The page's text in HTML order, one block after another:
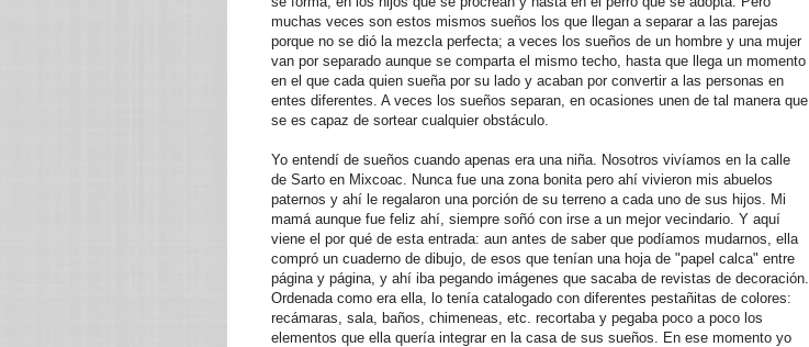
muchas veces son estos mismos sueños los que llegan a separar a las parejas
porque no se dió la mezcla perfecta; a veces los sueños de un hombre y una mujer
van por separado aunque se comparta el mismo techo, hasta que llega un momento
en el que cada quien sueña por su lado y acaban por convertir a las personas en
entes diferentes. A veces los sueños separan, en ocasiones unen de tal manera que
se es capaz de sortear cualquier obstáculo.
Yo entendí de sueños cuando apenas era una niña. Nosotros vivíamos en la calle
de Sarto en Mixcoac. Nunca fue una zona bonita pero ahí vivieron mis abuelos
paternos y ahí le regalaron una porción de su terreno a cada uno de sus hijos. Mi
mamá aunque fue feliz ahí, siempre soñó con irse a un mejor vecindario. Y aquí
viene el por qué de esta entrada: aun antes de saber que podíamos mudarnos, ella
compró un cuaderno de dibujo, de esos que tenían una hoja de "papel calca" entre
página y página, y ahí iba pegando imágenes que sacaba de revistas de decoración.
Ordenada como era ella, lo tenía catalogado con diferentes pestañitas de colores:
recámaras, sala, baños, chimeneas, etc. recortaba y pegaba poco a poco los
elementos que ella quería integrar en la casa de sus sueños. En ese momento yo